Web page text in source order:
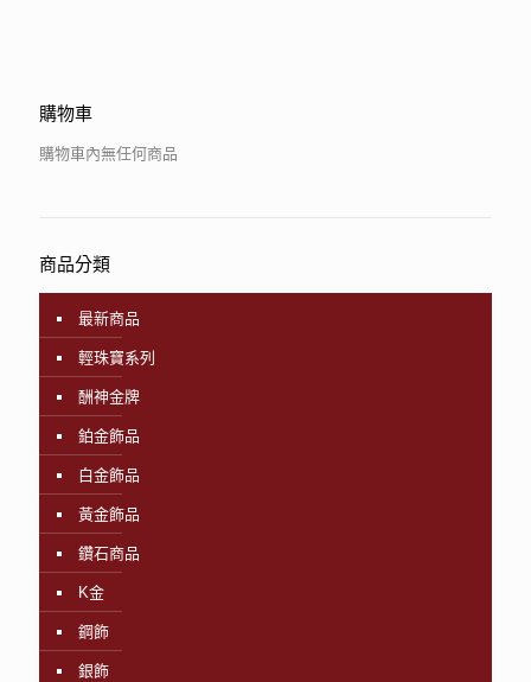
購物車
購物車內無任何商品
商品分類
最新商品
輕珠寶系列
酬神金牌
鉑金飾品
白金飾品
黃金飾品
鑽石商品
K金
鋼飾
銀飾